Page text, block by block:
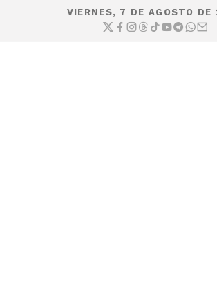
VIERNES, 7 DE AGOSTO DE